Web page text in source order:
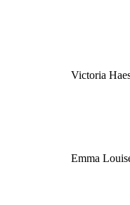
Victoria
Emma